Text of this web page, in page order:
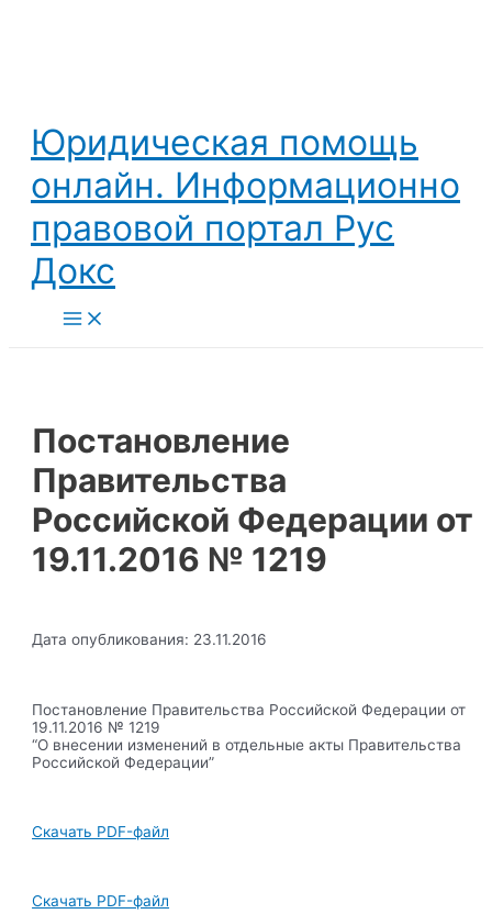
Юридическая помощь
онлайн. Информационно
правовой портал Рус
Докс
Main
Menu
Постановление
Правительства
Российской Федерации от
19.11.2016 № 1219
Дата опубликования: 23.11.2016
Постановление Правительства Российской Федерации от
19.11.2016 № 1219
“О внесении изменений в отдельные акты Правительства
Российской Федерации”
Скачать PDF-файл
Скачать PDF-файл